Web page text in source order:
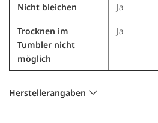
Nicht bleichen Ja
Trocknen im
Tumbler nicht
möglich
Ja
Herstellerangaben